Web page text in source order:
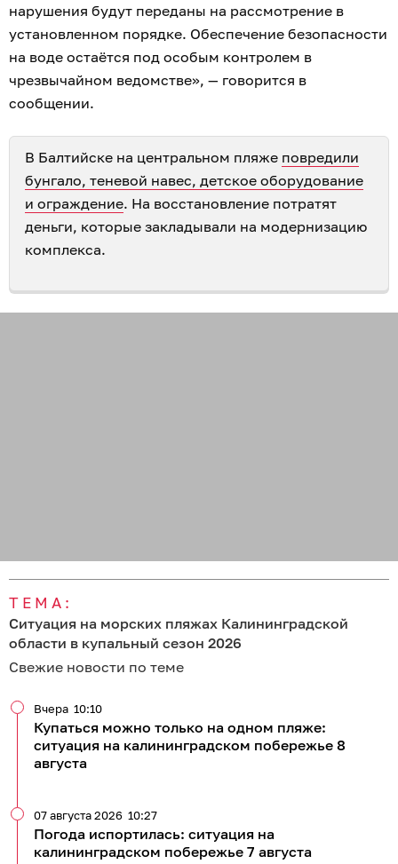
нарушения будут переданы на рассмотрение в
установленном порядке. Обеспечение безопасности
на воде остаётся под особым контролем в
чрезвычайном ведомстве», — говорится в
сообщении.
В Балтийске на центральном пляже повредили
бунгало, теневой навес, детское оборудование
и ограждение. На восстановление потратят
деньги, которые закладывали на модернизацию
комплекса.
ТЕМА:
Ситуация на морских пляжах Калининградской
области в купальный сезон 2026
Свежие новости по теме
Купаться можно только на одном пляже:
ситуация на калининградском побережье 8
августа
Вчера 10:10
Погода испортилась: ситуация на
калининградском побережье 7 августа
07 августа 2026 10:27